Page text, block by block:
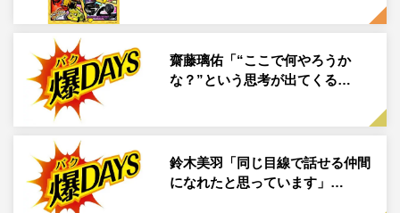
ている方にも「この人、何考えてるんだろう？」とか「こ
の人、どんな人なんだろう？」と考えていただけるよう
な、興味を引くことのできるキャラクターなのかなと。分
かりやすいキャラクターももちろん魅力的なのですが、分
かりにくいからこそ惹かれる部分もあるのかなと思ってい
ます。
齋藤璃佑「“ここで何やろうか
な？”という思考が出てくる…
鈴木美羽「同じ目線で話せる仲間
になれたと思っています」…